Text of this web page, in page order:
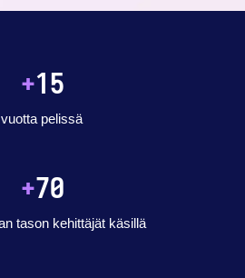
+15
vuotta pelissä
+70
tason kehittäjät käsillä